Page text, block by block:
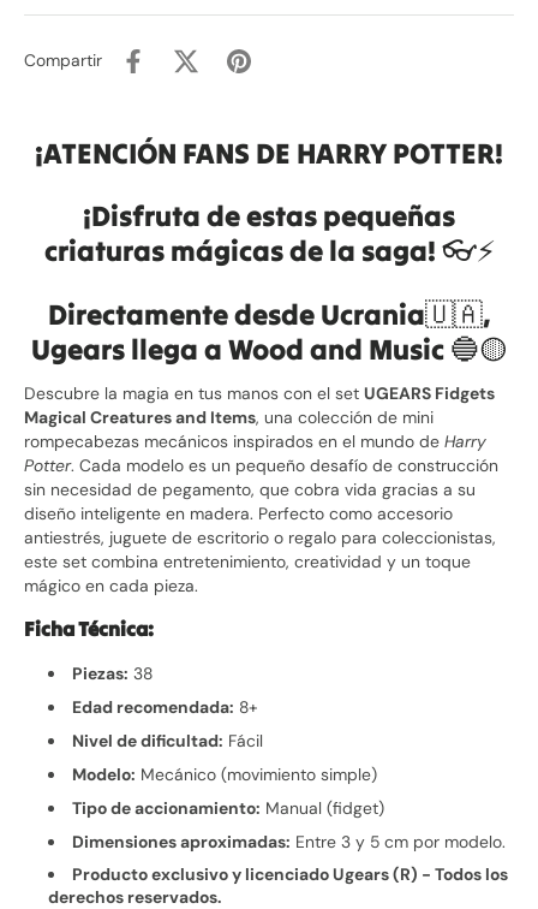
Compartir
¡ATENCIÓN FANS DE HARRY POTTER!
¡Disfruta de estas pequeñas
criaturas mágicas de la saga! 👓⚡️
Directamente desde Ucrania🇺🇦,
Ugears llega a Wood and Music 🔵🟡
Descubre la magia en tus manos con el set UGEARS Fidgets
Magical Creatures and Items, una colección de mini
rompecabezas mecánicos inspirados en el mundo de Harry
Potter. Cada modelo es un pequeño desafío de construcción
sin necesidad de pegamento, que cobra vida gracias a su
diseño inteligente en madera. Perfecto como accesorio
antiestrés, juguete de escritorio o regalo para coleccionistas,
este set combina entretenimiento, creatividad y un toque
mágico en cada pieza.
Ficha Técnica:
Piezas: 38
Edad recomendada: 8+
Nivel de dificultad: Fácil
Modelo: Mecánico (movimiento simple)
Tipo de accionamiento: Manual (fidget)
Dimensiones aproximadas: Entre 3 y 5 cm por modelo.
Producto exclusivo y licenciado Ugears (R) - Todos los
derechos reservados.